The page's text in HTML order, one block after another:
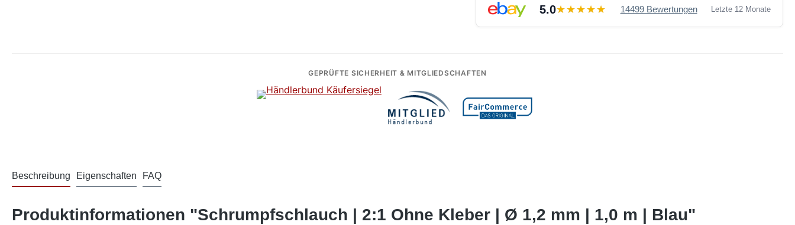
5.0 14499 Bewertungen Letzte 12 Monate
GEPRÜFTE SICHERHEIT & MITGLIEDSCHAFTEN
Beschreibung Eigenschaften FAQ
Produktinformationen "Schrumpfschlauch | 2:1 Ohne Kleber | Ø 1,2 mm | 1,0 m | Blau"